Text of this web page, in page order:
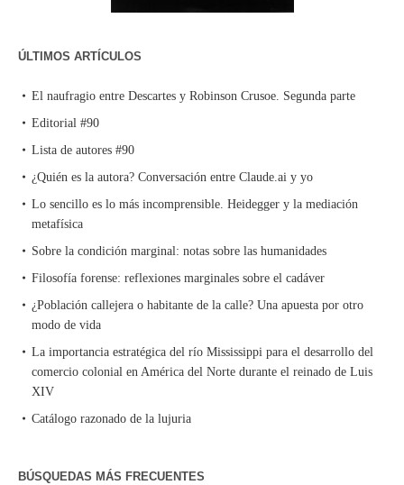
ÚLTIMOS ARTÍCULOS
El naufragio entre Descartes y Robinson Crusoe. Segunda parte
Editorial #90
Lista de autores #90
¿Quién es la autora? Conversación entre Claude.ai y yo
Lo sencillo es lo más incomprensible. Heidegger y la mediación
metafísica
Sobre la condición marginal: notas sobre las humanidades
Filosofía forense: reflexiones marginales sobre el cadáver
¿Población callejera o habitante de la calle? Una apuesta por otro
modo de vida
La importancia estratégica del río Mississippi para el desarrollo del
comercio colonial en América del Norte durante el reinado de Luis
XIV
Catálogo razonado de la lujuria
BÚSQUEDAS MÁS FRECUENTES